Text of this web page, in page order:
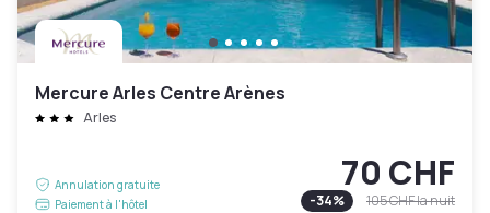
Mercure Arles Centre Arènes
Arles
Annulation gratuite
Paiement à l'hôtel
70 CHF
-34% 105 CHFla nuit